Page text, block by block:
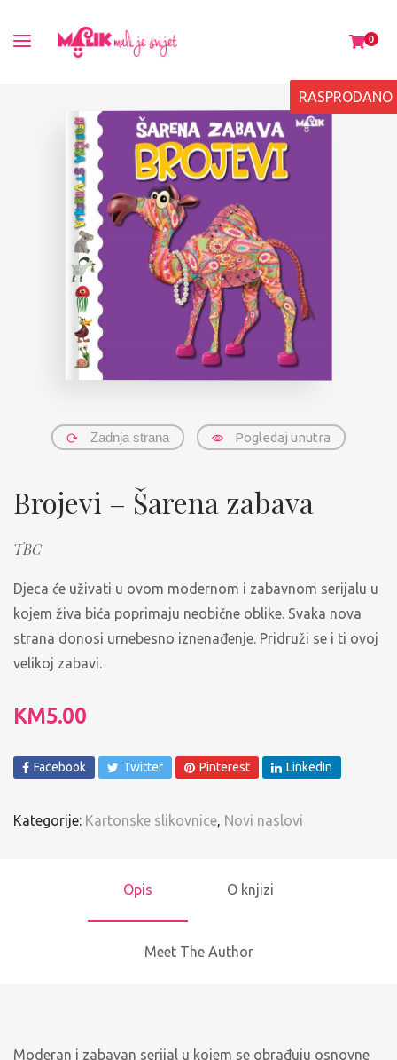
0
Zadnja strana Pogledaj unutra
RASPRODANO
Brojevi – Šarena zabava
TBC
Djeca će uživati u ovom modernom i zabavnom serijalu u
kojem živa bića poprimaju neobične oblike. Svaka nova
strana donosi urnebesno iznenađenje. Pridruži se i ti ovoj
velikoj zabavi.
KM5.00
Facebook Twitter Pinterest LinkedIn
Kategorije: Kartonske slikovnice, Novi naslovi
Opis O knjizi
Meet The Author
Moderan i zabavan serijal u kojem se obrađuju osnovne